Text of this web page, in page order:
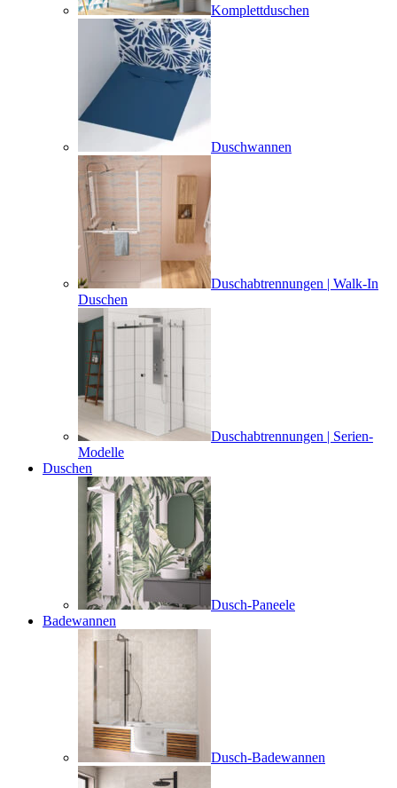
Komplettduschen
Duschwannen
Duschabtrennungen | Walk-In
Duschen
Duschabtrennungen | Serien-
Modelle
Duschen
Dusch-Paneele
Badewannen
Dusch-Badewannen